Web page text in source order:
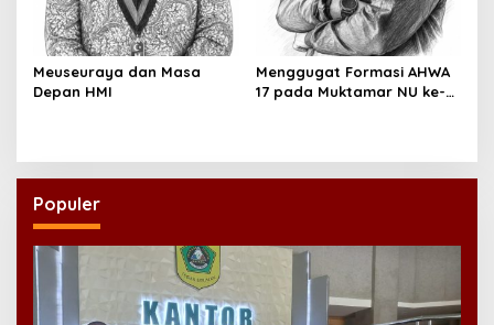
Meuseuraya dan Masa
Depan HMI
Menggugat Formasi AHWA
17 pada Muktamar NU ke-
Populer